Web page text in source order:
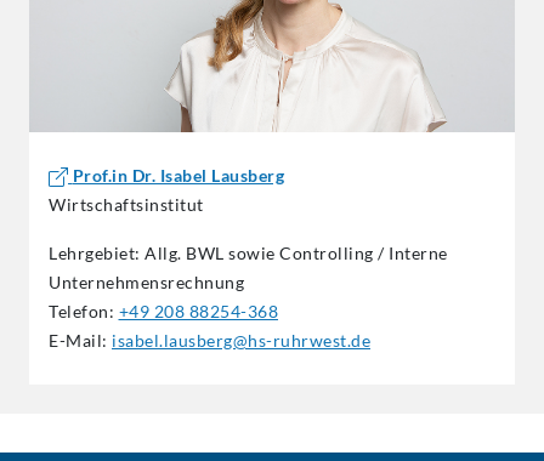
Prof.in Dr. Isabel Lausberg
Wirtschaftsinstitut
Lehrgebiet: Allg. BWL sowie Controlling / Interne
Unternehmensrechnung
Telefon: +49 208 88254-368
E-Mail: isabel.lausberg@hs-ruhrwest.de